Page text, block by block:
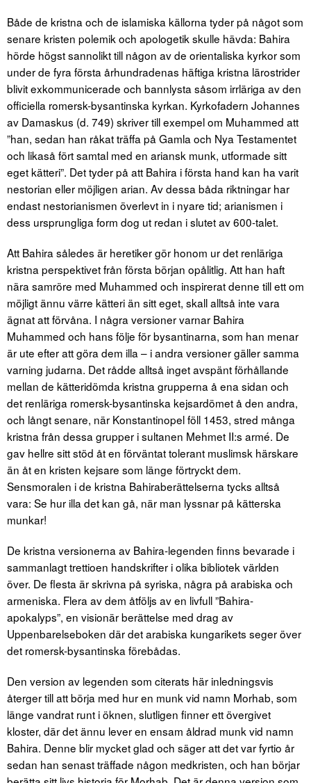
Både de kristna och de islamiska källorna tyder på något som
senare kristen polemik och apologetik skulle hävda: Bahira
hörde högst sannolikt till någon av de orientaliska kyrkor som
under de fyra första århundradenas häftiga kristna lärostrider
blivit exkommunicerade och bannlysta såsom irrläriga av den
officiella romersk-bysantinska kyrkan. Kyrkofadern Johannes
av Damaskus (d. 749) skriver till exempel om Muhammed att
”han, sedan han råkat träffa på Gamla och Nya Testamentet
och likaså fört samtal med en ariansk munk, utformade sitt
eget kätteri”. Det tyder på att Bahira i första hand kan ha varit
nestorian eller möjligen arian. Av dessa båda riktningar har
endast nestorianismen överlevt in i nyare tid; arianismen i
dess ursprungliga form dog ut redan i slutet av 600-talet.
Att Bahira således är heretiker gör honom ur det renläriga
kristna perspektivet från första början opålitlig. Att han haft
nära samröre med Muhammed och inspirerat denne till ett om
möjligt ännu värre kätteri än sitt eget, skall alltså inte vara
ägnat att förvåna. I några versioner varnar Bahira
Muhammed och hans följe för bysantinarna, som han menar
är ute efter att göra dem illa – i andra versioner gäller samma
varning judarna. Det rådde alltså inget avspänt förhållande
mellan de kätteridömda kristna grupperna å ena sidan och
det renläriga romersk-bysantinska kejsardömet å den andra,
och långt senare, när Konstantinopel föll 1453, stred många
kristna från dessa grupper i sultanen Mehmet II:s armé. De
gav hellre sitt stöd åt en förväntat tolerant muslimsk härskare
än åt en kristen kejsare som länge förtryckt dem.
Sensmoralen i de kristna Bahiraberättelserna tycks alltså
vara: Se hur illa det kan gå, när man lyssnar på kätterska
munkar!
De kristna versionerna av Bahira-legenden finns bevarade i
sammanlagt trettioen handskrifter i olika bibliotek världen
över. De flesta är skrivna på syriska, några på arabiska och
armeniska. Flera av dem åtföljs av en livfull ”Bahira-
apokalyps”, en visionär berättelse med drag av
Uppenbarelseboken där det arabiska kungarikets seger över
det romersk-bysantinska förebådas.
Den version av legenden som citerats här inledningsvis
återger till att börja med hur en munk vid namn Morhab, som
länge vandrat runt i öknen, slutligen finner ett övergivet
kloster, där det ännu lever en ensam åldrad munk vid namn
Bahira. Denne blir mycket glad och säger att det var fyrtio år
sedan han senast träffade någon medkristen, och han börjar